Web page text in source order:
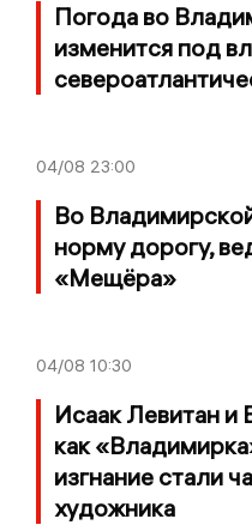
Погода во
изменится под
04/08 23:00
Во
норму дорогу,
«Мещёра»
04/08 10:30
Исаак Левитан и
как
изгнание стали
художника